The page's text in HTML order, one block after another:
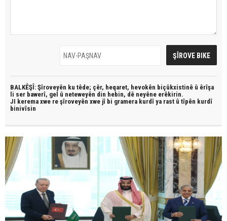
BALKÊŞÎ: Şîroveyên ku têde; çêr, heqaret, hevokên biçûkxistinê û êrîşa
li ser bawerî, gel û neteweyên din hebin, dê neyêne erêkirin.
JI kerema xwe re şîroveyên xwe jî bi gramera kurdî ya rast û tîpên kurdî
binivîsin